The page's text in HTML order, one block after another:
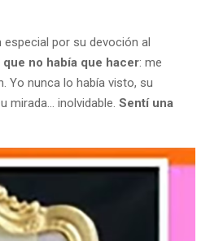
especial por su devoción al
no había que hacer: me
Yo nunca lo había visto, su
mirada… inolvidable. Sentí una